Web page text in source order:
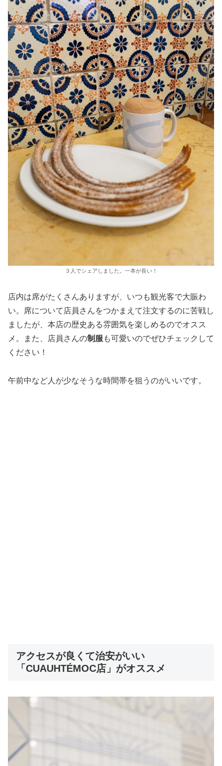
３人でシェアしました。一本が長い！
店内は席がたくさんありますが、いつも観光客で大賑わ
い。席について店員さんをつかまえて注文するのに苦戦し
ましたが、本店の歴史ある雰囲気を楽しめるのでオスス
メ。また、店員さんの制服 も可愛いのでぜひチェックして
ください！
午前中など人が少なそうな時間帯を狙うのがいいです。
アクセスが良くて治安がいい
「CUAUHTÉMOC店」がオススメ